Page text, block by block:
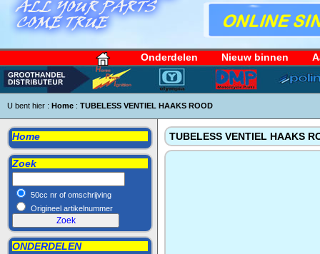
Onderdelen Nieuw binnen
U bent hier : Home : TUBELESS VENTIEL HAAKS ROOD
Home
Zoek
50cc nr of omschrijving
Origineel artikelnummer
ONDERDELEN
TUBELESS VENTIEL HAAKS